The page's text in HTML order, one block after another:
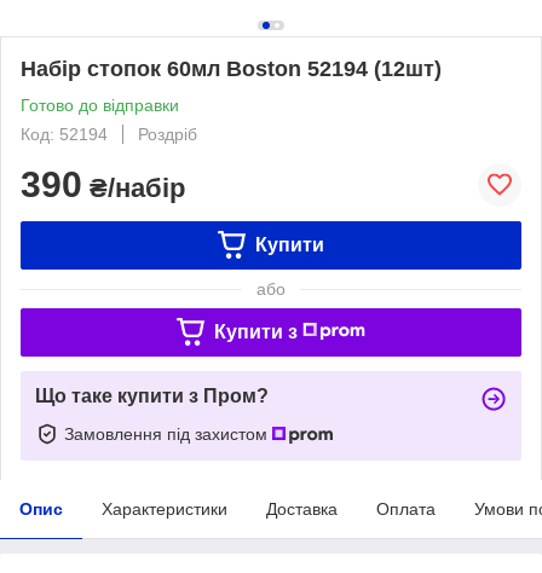
Набір стопок 60мл Boston 52194 (12шт)
Готово до відправки
Код: 52194
Роздріб
390 ₴/набір
Купити
або
Купити з
Що таке купити з Пром?
Замовлення під захистом
Опис Характеристики Доставка Оплата Умови